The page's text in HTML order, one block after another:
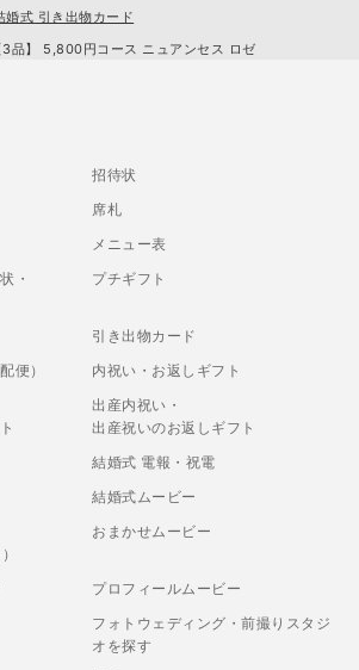
婚式 引き出物カード
品】 5,800円コース ニュアンセス ロゼ
招待状
席札
メニュー表
・
プチギフト
引き出物カード
便）
内祝い・お返しギフト
出産内祝い・
出産祝いのお返しギフト
結婚式 電報・祝電
結婚式ムービー
おまかせムービー
プロフィールムービー
フォトウェディング・前撮りスタジ
オを探す